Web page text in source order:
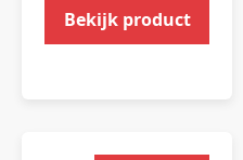
Bekijk product